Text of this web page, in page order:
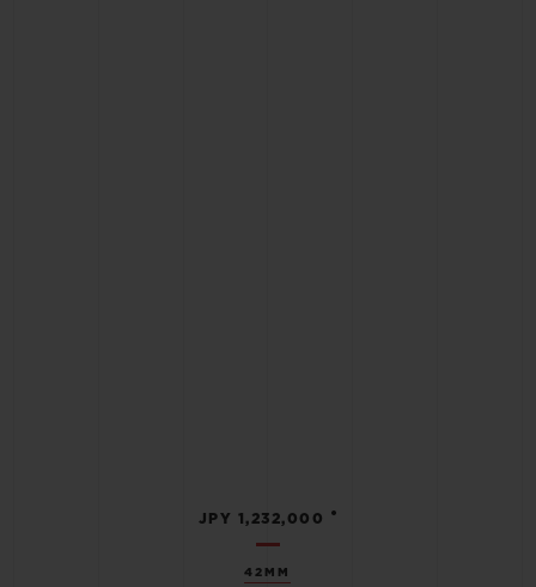
42MM
JPY 1,232,000 •